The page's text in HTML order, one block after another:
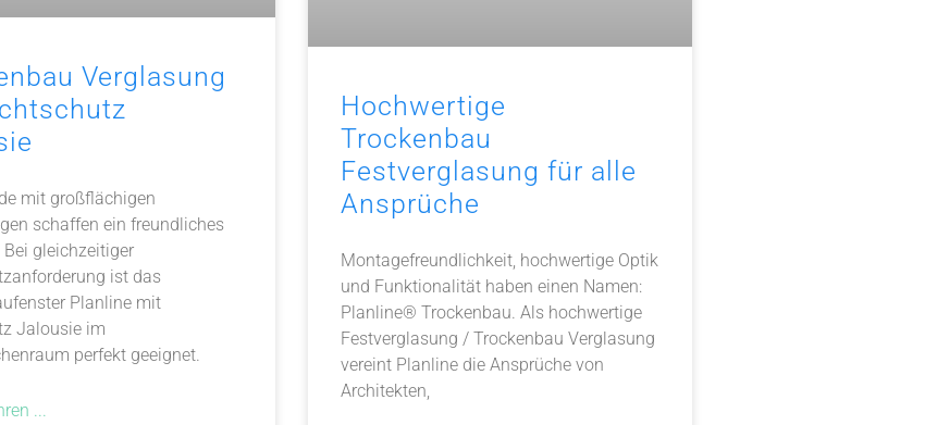
Verglasung
mit großflächigen
schaffen ein freundliches
gleichzeitiger
ist das
Planline mit
Jalousie im
perfekt geeignet.
...
Hochwertige
Trockenbau
Festverglasung für alle
Ansprüche
Montagefreundlichkeit, hochwertige Optik
und Funktionalität haben einen Namen:
Planline® Trockenbau. Als hochwertige
Festverglasung / Trockenbau Verglasung
vereint Planline die Ansprüche von
Architekten,